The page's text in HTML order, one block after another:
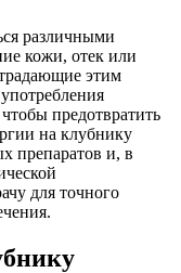
различными
кожи, отек или
этим
предотвратить
на клубнику
препаратов и, в
для точного